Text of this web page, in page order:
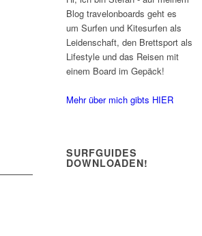
Blog travelonboards geht es
um Surfen und Kitesurfen als
Leidenschaft, den Brettsport als
Lifestyle und das Reisen mit
einem Board im Gepäck!
Mehr über mich gibts HIER
SURFGUIDES
DOWNLOADEN!